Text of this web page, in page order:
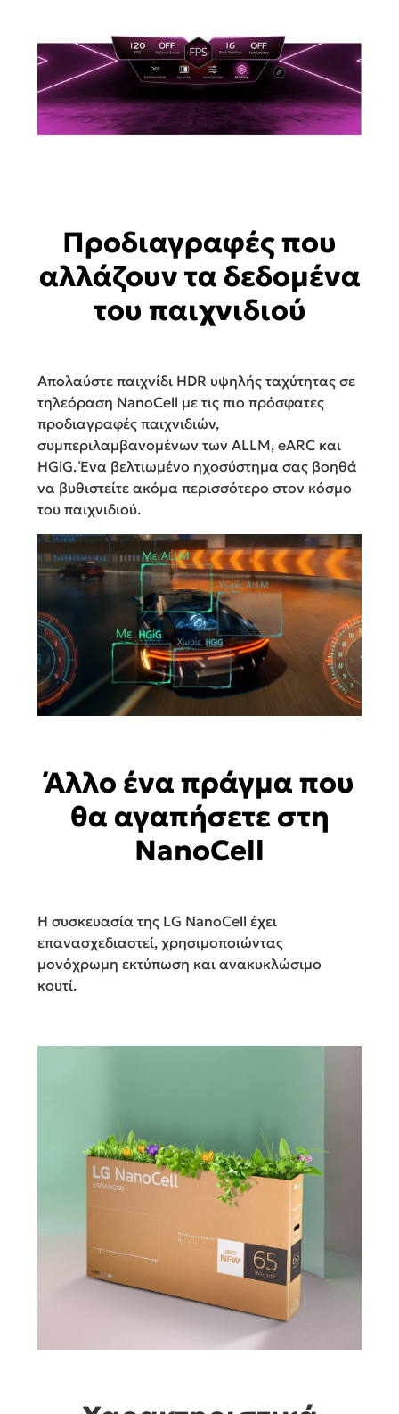
Προδιαγραφές που
αλλάζουν τα δεδομένα
του παιχνιδιού
Απολαύστε παιχνίδι HDR υψηλής ταχύτητας σε
τηλεόραση NanoCell με τις πιο πρόσφατες
προδιαγραφές παιχνιδιών,
συμπεριλαμβανομένων των ALLM, eARC και
HGiG. Ένα βελτιωμένο ηχοσύστημα σας βοηθά
να βυθιστείτε ακόμα περισσότερο στον κόσμο
του παιχνιδιού.
Άλλο ένα πράγμα που
θα αγαπήσετε στη
NanoCell
Η συσκευασία της LG NanoCell έχει
επανασχεδιαστεί, χρησιμοποιώντας
μονόχρωμη εκτύπωση και ανακυκλώσιμο
κουτί.